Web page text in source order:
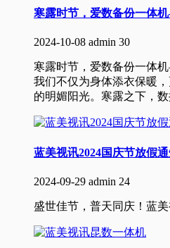
寒露时节，爱数备份一体
2024-10-08 admin 30
寒露时节，爱数备份一体
我们不仅为身体添衣保暖
的明媚阳光。寒露之下，
蓝美视讯2024国庆节放假
2024-09-29 admin 24
盛世佳节，普天同庆！蓝